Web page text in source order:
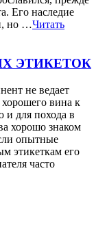
Его наследие
но …Читать
ЭТИКЕТОК
не ведает
вина к
и для похода в
хорошо знаком
опытные
этикеткам его
часто